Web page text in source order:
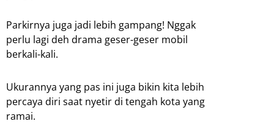
Parkirnya juga jadi lebih gampang! Nggak
perlu lagi deh drama geser-geser mobil
berkali-kali.
Ukurannya yang pas ini juga bikin kita lebih
percaya diri saat nyetir di tengah kota yang
ramai.